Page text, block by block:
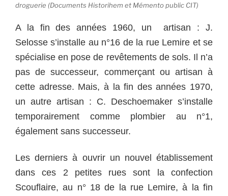
droguerie (Documents Historihem et Mémento public CIT)
A la fin des années 1960, un artisan : J.
Selosse s’installe au n°16 de la rue Lemire et se
spécialise en pose de revêtements de sols. Il n’a
pas de successeur, commerçant ou artisan à
cette adresse. Mais, à la fin des années 1970,
un autre artisan : C. Deschoemaker s’installe
temporairement comme plombier au n°1,
également sans successeur.
Les derniers à ouvrir un nouvel établissement
dans ces 2 petites rues sont la confection
Scouflaire, au n° 18 de la rue Lemire, à la fin